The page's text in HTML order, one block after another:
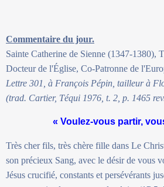
Commentaire du jour.
Sainte Catherine de Sienne (1347-1380),
Docteur de l'Église, Co-Patronne de
Lettre 301, à François Pépin, tailleur à
(trad. Cartier, Téqui 1976, t. 2, p. 1465
« Voulez-vous partir,
Très cher fils, très chère fille dans Le
son précieux Sang, avec le désir de vous
Jésus crucifié, constants et persévérants